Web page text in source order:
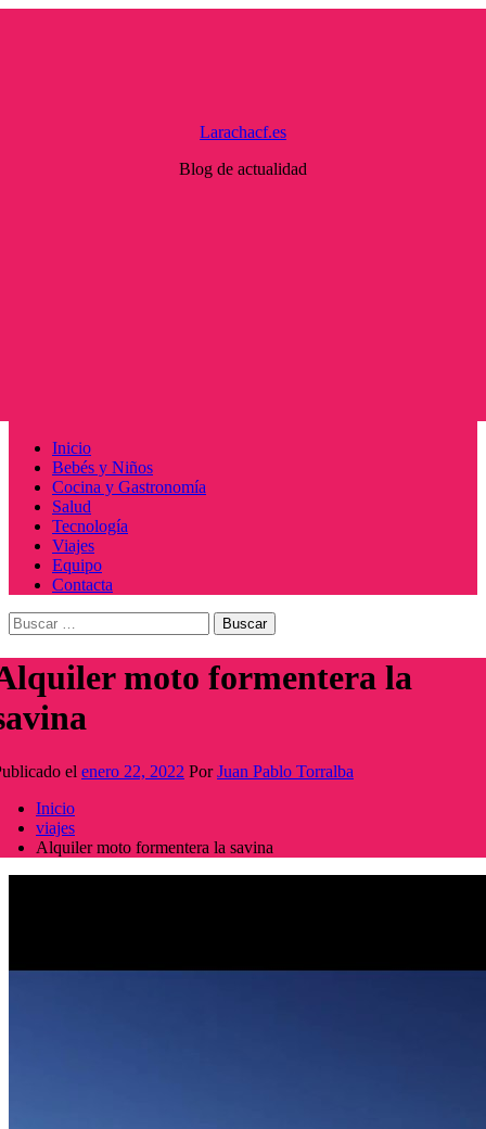
Larachacf.es
Blog de actualidad
Menú
principal
Inicio
Bebés y Niños
Cocina y Gastronomía
Salud
Tecnología
Viajes
Equipo
Contacta
Buscar:
moto formentera la
el enero 22, 2022 PorJuan Pablo Torralba
Inicio
viajes
Alquiler moto formentera la savina